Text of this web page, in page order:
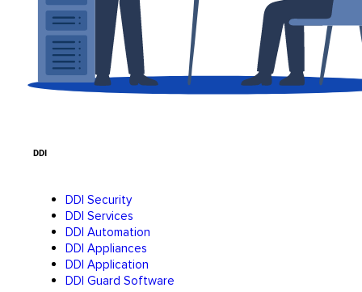
DDI
DDI Security
DDI Services
DDI Automation
DDI Appliances
DDI Application
DDI Guard Software